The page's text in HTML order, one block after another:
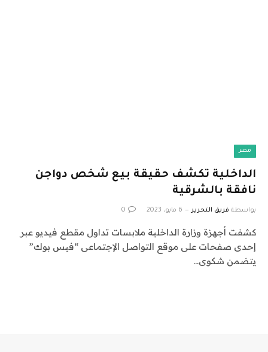
مصر
الداخلية تكشف حقيقة بيع شخص دواجن
نافقة بالشرقية
بواسطة فريق التحرير 6 مايو، 2023 0
كشفت أجهزة وزارة الداخلية ملابسات تداول مقطع فيديو عبر
إحدى صفحات على موقع التواصل الإجتماعى “فيس بوك”
يتضمن شكوى…